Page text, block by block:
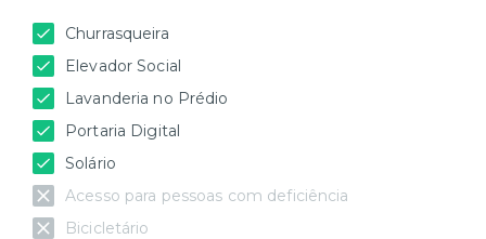
Churrasqueira
Elevador Social
Lavanderia no Prédio
Portaria Digital
Solário
Acesso para pessoas com deficiência
Bicicletário